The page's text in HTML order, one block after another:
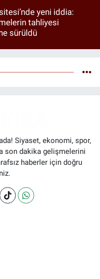
yeni iddia:
tahliyesi
sürüldü
Siyaset, ekonomi, spor,
son dakika gelişmelerini
haberler için doğru